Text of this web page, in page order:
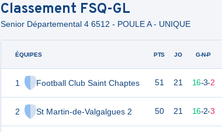
Classement FSQ-GL
Senior Départemental 4 6512 - POULE A - UNIQUE
ÉQUIPES
1 Football Club Saint Chaptes
2 St Martin-de-Valgalgues 2
PTS JO G-N-P
51 21 16-3-2
50 21 16-2-3